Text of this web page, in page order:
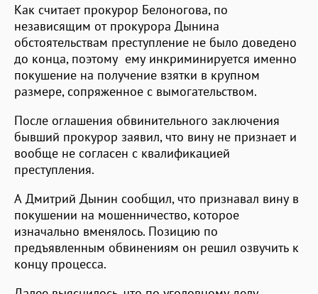
Как считает прокурор Белоногова, по
независящим от прокурора Дынина
обстоятельствам преступление не было доведено
до конца, поэтому ему инкриминируется именно
покушение на получение взятки в крупном
размере, сопряженное с вымогательством.
После оглашения обвинительного заключения
бывший прокурор заявил, что вину не признает и
вообще не согласен с квалификацией
преступления.
А Дмитрий Дынин сообщил, что признавал вину в
покушении на мошенничество, которое
изначально вменялось. Позицию по
предъявленным обвинениям он решил озвучить к
концу процесса.